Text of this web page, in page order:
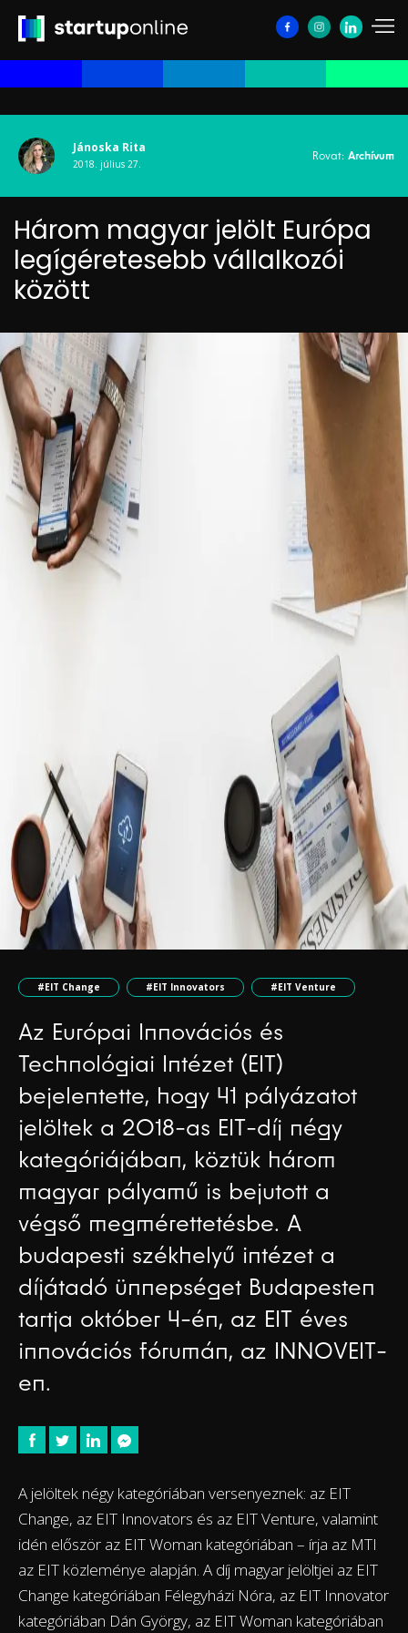
Jánoska Rita
2018. július 27.
Rovat: Archívum
Három magyar jelölt Európa
legígéretesebb vállalkozói
között
#EIT Change #EIT Innovators #EIT Venture
Az Európai Innovációs és
Technológiai Intézet (EIT)
bejelentette, hogy 41 pályázatot
jelöltek a 2018-as EIT-díj négy
kategóriájában, köztük három
magyar pályamű is bejutott a
végső megmérettetésbe. A
budapesti székhelyű intézet a
díjátadó ünnepséget Budapesten
tartja október 4-én, az EIT éves
innovációs fórumán, az INNOVEIT-
en.
A jelöltek négy kategóriában versenyeznek: az EIT
Change, az EIT Innovators és az EIT Venture, valamint
idén először az EIT Woman kategóriában – írja az MTI
az EIT közleménye alapján. A díj magyar jelöltjei az EIT
Change kategóriában Félegyházi Nóra, az EIT Innovator
kategóriában Dán György, az EIT Woman kategóriában